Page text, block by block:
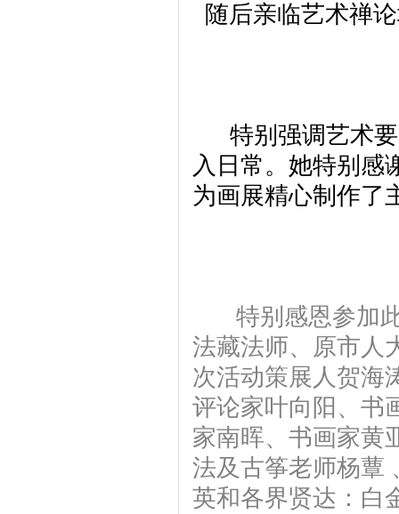
随后亲临艺术禅
特别强调艺术要
入日常。她特别感
为画展精心制作了
特别感恩参加此
法藏法师、原市人
次活动策展人贺海
评论家叶向阳、书
家南晖、书画家黄
法及古筝老师杨蕈
英和各界贤达：白